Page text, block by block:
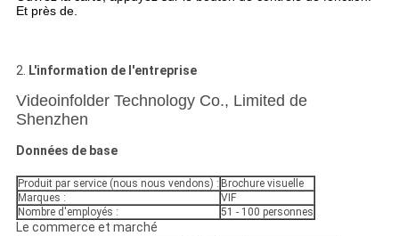
Et près de.
2. L'information de l'entreprise
Videoinfolder Technology Co., Limited de
Shenzhen
Données de base
Produit par service (nous nous vendons) : Brochure visuelle
Marques :
VIF
Nombre d'employés :
51 - 100 personnes
Le commerce et marché